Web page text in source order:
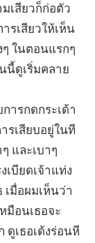
เสียวก็ก่อตัว
รเสียวให้เห็น
ๆ ในตอนแรกๆ
นี้ดูเริ่มคลาย
ารกดกระเด้า
รเสียบอยู่ในที
และเบาๆ
บียดเจ้าแท่ง
มื่อผมเห็นว่า
มือนเธอจะ
ดูเธอเด้งร่อนหี